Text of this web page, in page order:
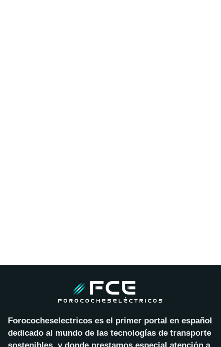
Forococheselectricos es el primer portal en español
dedicado al mundo de las tecnologías de transporte